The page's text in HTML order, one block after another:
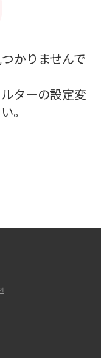
かりませんで
ターの設定変
。